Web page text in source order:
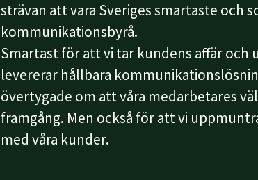
strävan att vara Sveriges smartaste och
kommunikationsbyrå.
Smartast för att vi tar kundens affär och
levererar hållbara
övertygade om att våra medarbetares
framgång. Men också för att vi
med våra kunder.